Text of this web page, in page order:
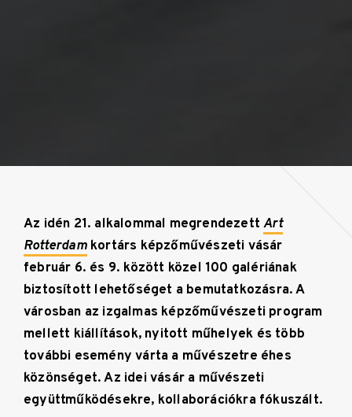
Az idén 21. alkalommal megrendezettArt
Rotterdamkortárs képzőművészeti vásár
február 6. és 9. között közel 100 galériának
biztosított lehetőséget a bemutatkozásra. A
városban az izgalmas képzőművészeti program
mellett kiállítások, nyitott műhelyek és több
további esemény várta a művészetre éhes
közönséget. Az idei vásár a művészeti
együttműködésekre, kollaborációkra fókuszált.